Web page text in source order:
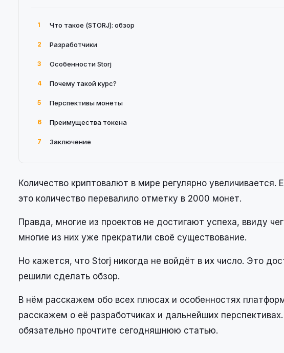
1 Что такое (STORJ): обзор
2 Разработчики
3 Особенности Storj
4 Почему такой курс?
5 Перспективы монеты
6 Преимущества токена
7 Заключение
Количество криптовалют в мире регулярно
это количество перевалило отметку в 2000 монет.
Правда, многие из проектов не достигают успеха, ввиду
многие из них уже прекратили своё существование.
Но кажется, что Storj никогда не войдёт в их число. Это
решили сделать обзор.
В нём расскажем обо всех плюсах и особенностях
расскажем о её разработчиках и дальнейших
обязательно прочтите сегодняшнюю статью.